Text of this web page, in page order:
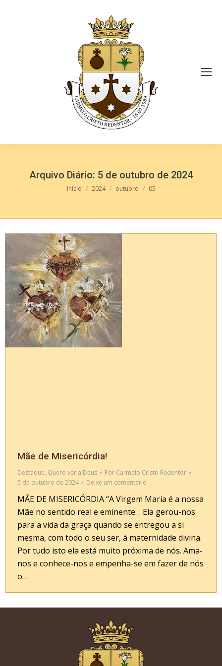
Arquivo Diário: 5 de outubro de 2024
Você está aqui:
Início 2024 outubro 05
Mãe de Misericórdia!
Destaque, Quero ver a Deus Por Carmelo Cristo Redentor
5 de outubro de 2024
Deixe um comentário
MÃE DE MISERICÓRDIA “A Virgem Maria é a nossa
Mãe no sentido real e eminente… Ela gerou-nos
para a vida da graça quando se entregou a si
mesma, com todo o seu ser, à maternidade divina.
Por tudo isto ela está muito próxima de nós. Ama-
nos e conhece-nos e empenha-se em fazer de nós
o…